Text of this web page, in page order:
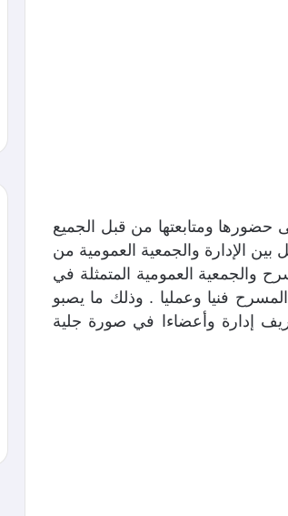
حضورها ومتابعتها من قبل الجميع
بين الإدارة والجمعية العمومية من
والجمعية العمومية المتمثلة في
فنيا وعمليا . وذلك ما يصبو
إدارة وأعضاءا في صورة جلية